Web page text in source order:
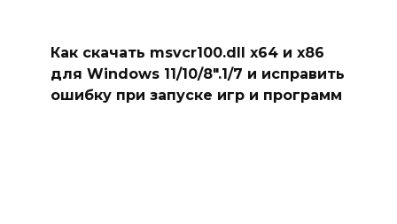
Как скачать msvcr100.dll x64 и x86
для Windows 11/10/8″.1/7 и исправить
ошибку при запуске игр и программ